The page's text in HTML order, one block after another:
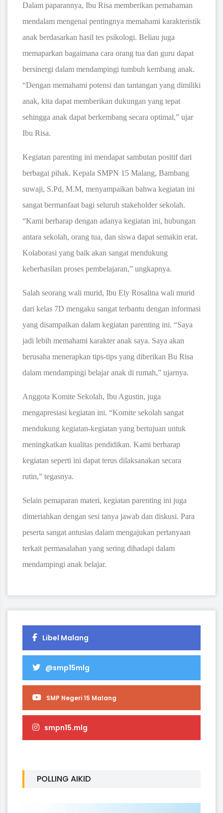
Dalam paparannya, Ibu Risa memberikan pemahaman
mendalam mengenai pentingnya memahami karakteristik
anak berdasarkan hasil tes psikologi. Beliau juga
memaparkan bagaimana cara orang tua dan guru dapat
bersinergi dalam mendampingi tumbuh kembang anak.
“Dengan memahami potensi dan tantangan yang dimiliki
anak, kita dapat memberikan dukungan yang tepat
sehingga anak dapat berkembang secara optimal,” ujar
Ibu Risa.
Kegiatan parenting ini mendapat sambutan positif dari
berbagai pihak. Kepala SMPN 15 Malang, Bambang
suwaji, S.Pd, M.M, menyampaikan bahwa kegiatan ini
sangat bermanfaat bagi seluruh stakeholder sekolah.
“Kami berharap dengan adanya kegiatan ini, hubungan
antara sekolah, orang tua, dan siswa dapat semakin erat.
Kolaborasi yang baik akan sangat mendukung
keberhasilan proses pembelajaran,” ungkapnya.
Salah seorang wali murid, Ibu Ely Rosalina wali murid
dari kelas 7D mengaku sangat terbantu dengan informasi
yang disampaikan dalam kegiatan parenting ini. “Saya
jadi lebih memahami karakter anak saya. Saya akan
berusaha menerapkan tips-tips yang diberikan Bu Risa
dalam mendampingi belajar anak di rumah,” ujarnya.
Anggota Komite Sekolah, Ibu Agustin, juga
mengapresiasi kegiatan ini. “Komite sekolah sangat
mendukung kegiatan-kegiatan yang bertujuan untuk
meningkatkan kualitas pendidikan. Kami berharap
kegiatan seperti ini dapat terus dilaksanakan secara
rutin,” tegasnya.
Selain pemaparan materi, kegiatan parenting ini juga
dimeriahkan dengan sesi tanya jawab dan diskusi. Para
peserta sangat antusias dalam mengajukan pertanyaan
terkait permasalahan yang sering dihadapi dalam
mendampingi anak belajar.
Libel Malang
@smp15mlg
SMP Negeri 15 Malang
smpn15.mlg
POLLING AIKID